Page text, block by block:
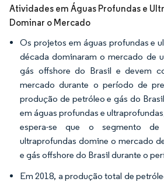
Atividades em Águas Profundas e
Dominar o Mercado
Os projetos em águas profundas e
década dominaram o mercado de
gás offshore do Brasil e devem
mercado durante o período de
produção de petróleo e gás do
em águas profundas e
espera-se que o segmento
ultraprofundas domine o mercado
e gás offshore do Brasil durante o
Em 2018, a produção total de